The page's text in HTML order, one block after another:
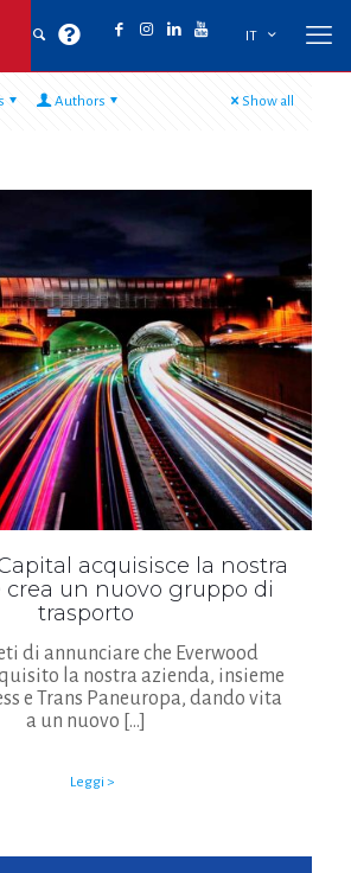
IT
Authors Show all
acquisisce la nostra
crea un nuovo gruppo di
trasporto
di annunciare che Everwood
la nostra azienda, insieme
e Trans Paneuropa, dando vita
a un nuovo […]
Leggi >